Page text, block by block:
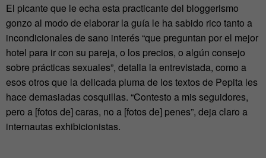
El picante que le echa esta practicante del bloggerismo
gonzo al modo de elaborar la guía le ha sabido rico tanto a
incondicionales de sano interés “que preguntan por el mejor
hotel para ir con su pareja, o los precios, o algún consejo
sobre prácticas sexuales”, detalla la entrevistada, como a
esos otros que la delicada pluma de los textos de Pepita les
hace demasiadas cosquillas. “Contesto a mis seguidores,
pero a [fotos de] caras, no a [fotos de] penes”, deja claro a
internautas exhibicionistas.